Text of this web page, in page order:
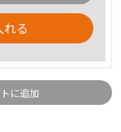
る
に追加